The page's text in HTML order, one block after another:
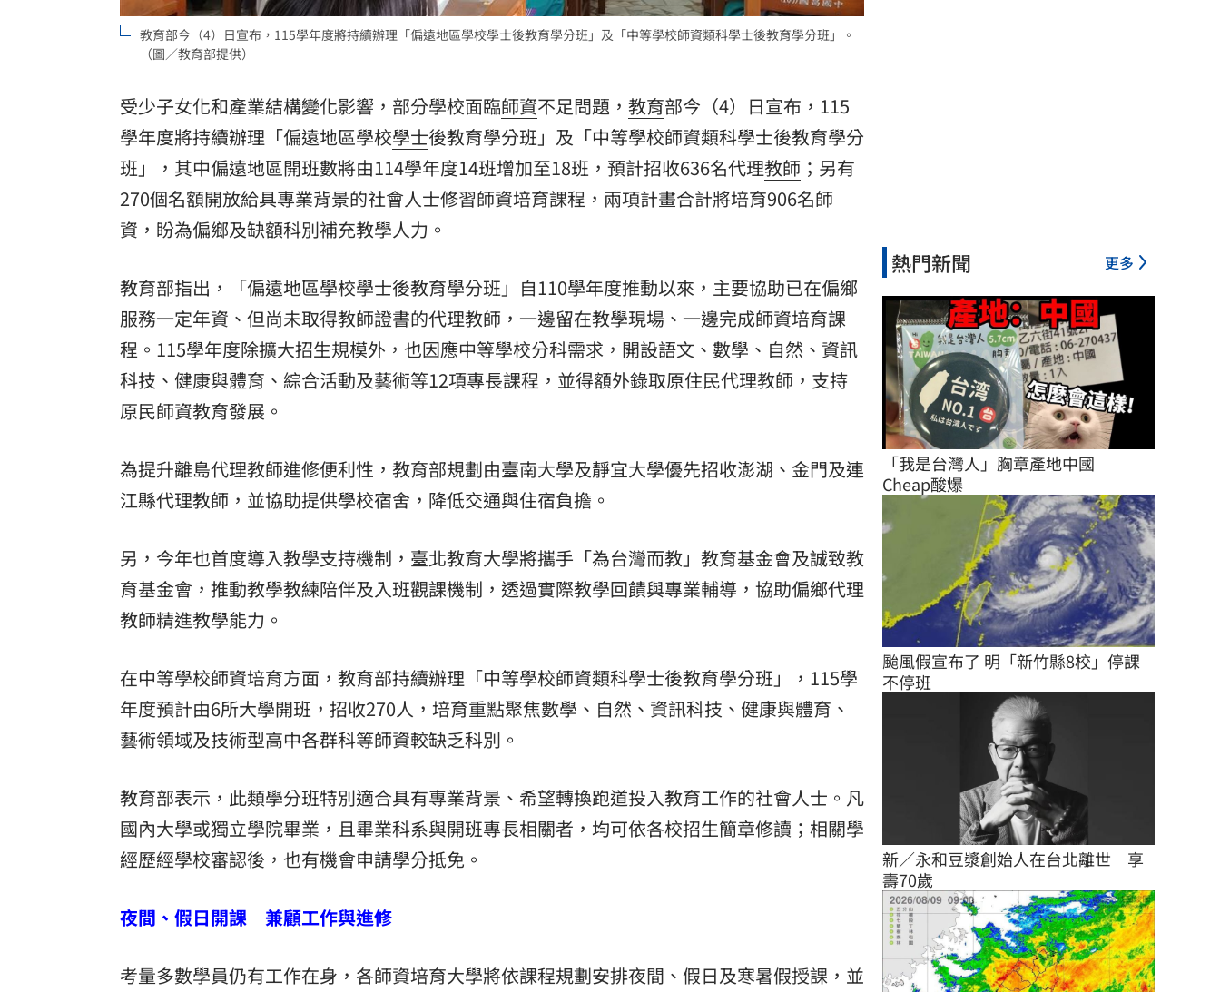
理想混蛋號召粉絲跨海追星吃美食！ 18:15
教育部今（4）日宣布，115學年度將持續辦理「偏遠地區學校學士後教育學分班」及「中等學校師資類科學士後教育學分班」。
（圖／教育部提供）
受少子女化和產業結構變化影響，部分學校面臨師資不足問題， 教育部今（4）日宣布，115
學年度將持續辦理「偏遠地區學校學士後教育學分班」及「中等學校師資類科學士後教育學分
班」，其中偏遠地區開班數將由114學年度14班增加至18班，預計招收636名代理教師 ；另有
270個名額開放給具專業背景的社會人士修習師資培育課程，兩項計畫合計將培育906名師
資，盼為偏鄉及缺額科別補充教學人力。
教育部指出，「偏遠地區學校學士後教育學分班」自110學年度推動以來，主要協助已在偏鄉
服務一定年資、但尚未取得教師證書的代理教師，一邊留在教學現場、一邊完成師資培育課
程。115學年度除擴大招生規模外，也因應中等學校分科需求，開設語文、數學、自然、資訊
科技、健康與體育、綜合活動及藝術等12項專長課程，並得額外錄取原住民代理教師，支持
原民師資教育發展。
為提升離島代理教師進修便利性，教育部規劃由臺南大學及靜宜大學優先招收澎湖、金門及連
江縣代理教師，並協助提供學校宿舍，降低交通與住宿負擔。
另，今年也首度導入教學支持機制，臺北教育大學將攜手「為台灣而教」教育基金會及誠致教
育基金會，推動教學教練陪伴及入班觀課機制，透過實際教學回饋與專業輔導，協助偏鄉代理
教師精進教學能力。
在中等學校師資培育方面，教育部持續辦理「中等學校師資類科學士後教育學分班」，115學
年度預計由6所大學開班，招收270人，培育重點聚焦數學、自然、資訊科技、健康與體育、
藝術領域及技術型高中各群科等師資較缺乏科別。
教育部表示，此類學分班特別適合具有專業背景、希望轉換跑道投入教育工作的社會人士。凡
國內大學或獨立學院畢業，且畢業科系與開班專長相關者，均可依各校招生簡章修讀；相關學
經歷經學校審認後，也有機會申請學分抵免。
夜間、假日開課 兼顧工作與進修
考量多數學員仍有工作在身，各師資培育大學將依課程規劃安排夜間、假日及寒暑假授課，並
熱門新聞 更多
「我是台灣人」胸章產地中國
Cheap酸爆
颱風假宣布了 明「新竹縣8校」停課
不停班
新／永和豆漿創始人在台北離世　享
壽70歲